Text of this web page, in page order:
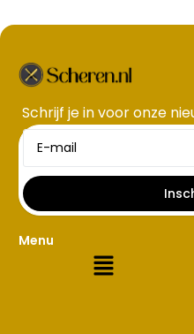
Schrijf je in voor onze
Menu